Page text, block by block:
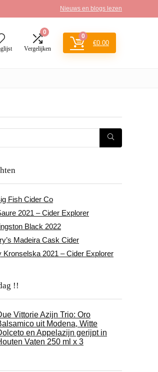
Nieuws en blogs lezen
0
Vergelijken
0
€0.00
Fish Cider Co
2021 – Cider Explorer
Black 2022
Madeira Cask Cider
Kronselska 2021 – Cider Explorer
!!
Vittorie Azijn Trio: Oro
uit Modena, Witte
en Appelazijn gerijpt in
Vaten 250 ml x 3